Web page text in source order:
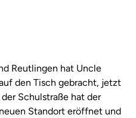
Reutlingen hat Uncle
den Tisch gebracht, jetzt
Schulstraße hat der
Standort eröffnet und